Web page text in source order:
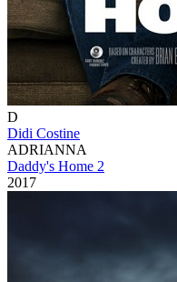
D
Didi Costine
ADRIANNA
Daddy's Home 2
2017